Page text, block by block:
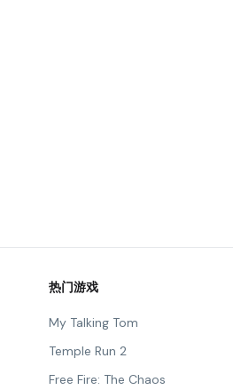
热门游戏
My Talking Tom
Temple Run 2
Free Fire: The Chaos